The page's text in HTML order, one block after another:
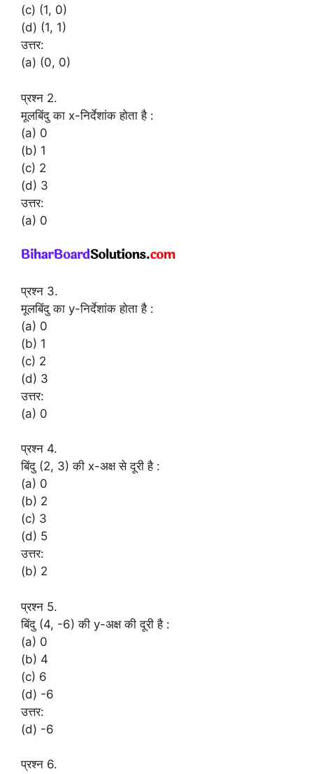
(c) (1, 0)
(d) (1, 1)
उत्तर:
(a) (0, 0)
प्रश्न 2.
मूलबिंदु का x-निर्देशांक होता है :
(a) 0
(b) 1
(c) 2
(d) 3
उत्तर:
(a) 0
प्रश्न 3.
मूलबिंदु का y-निर्देशांक होता है :
(a) 0
(b) 1
(c) 2
(d) 3
उत्तर:
(a) 0
प्रश्न 4.
बिंदु (2, 3) की x-अक्ष से दूरी है :
(a) 0
(b) 2
(c) 3
(d) 5
उत्तर:
(b) 2
प्रश्न 5.
बिंदु (4, -6) की y-अक्ष की दूरी है :
(a) 0
(b) 4
(c) 6
(d) -6
उत्तर:
(d) -6
प्रश्न 6.